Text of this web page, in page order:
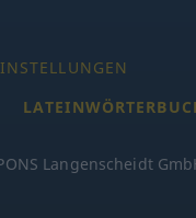
Langenscheidt